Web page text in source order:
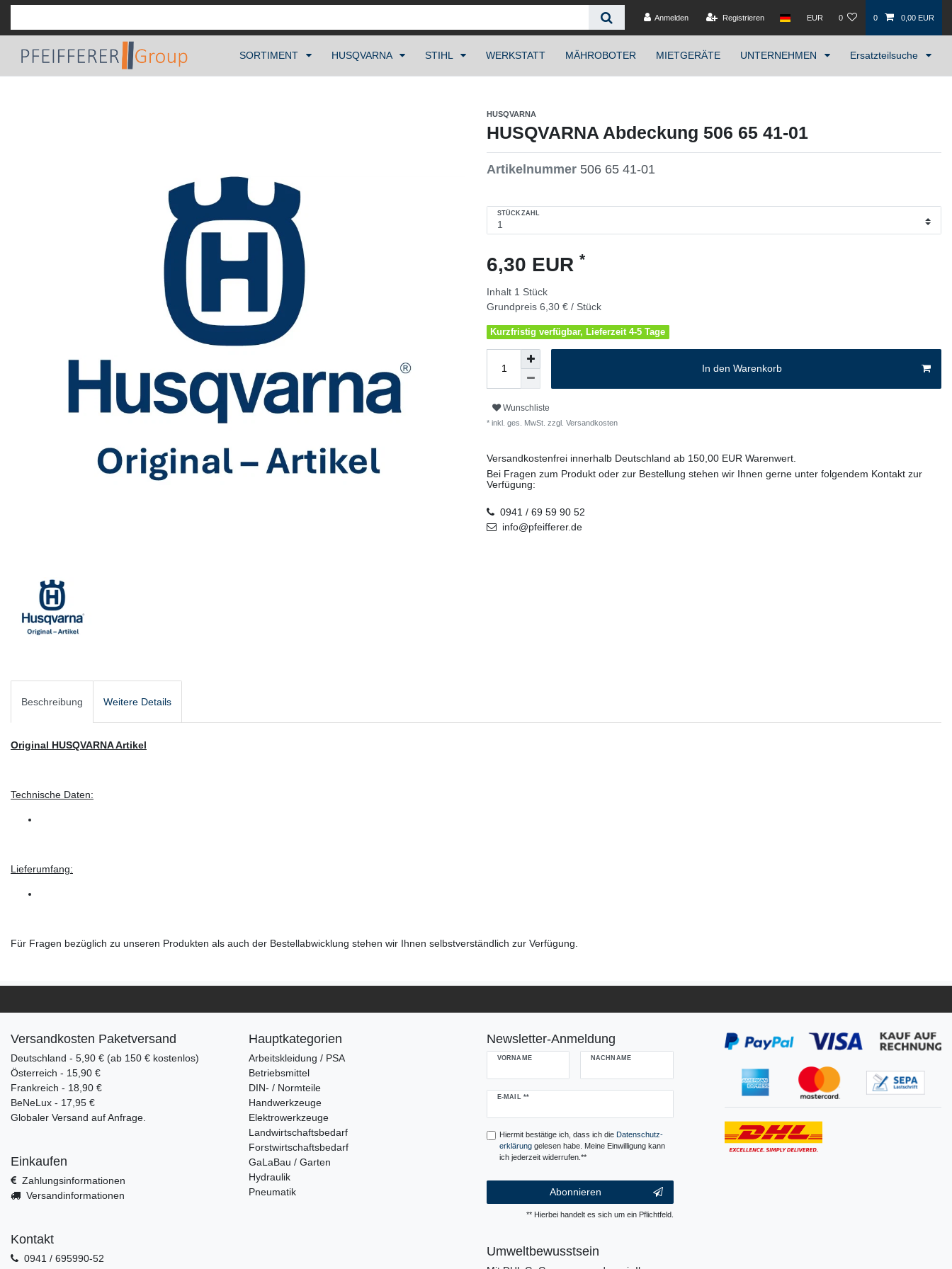
Anmelden Registrieren EUR 0 0 0,00 EUR
SORTIMENT HUSQVARNA STIHL WERKSTATT MÄHROBOTER MIETGERÄTE UNTERNEHMEN Ersatzteilsuche
HUSQVARNA
HUSQVARNA Abdeckung 506 65 41-01
Artikelnummer 506 65 41-01
STÜCKZAHL
6,30 EUR *
Inhalt 1 Stück
Grundpreis 6,30 € / Stück
Kurzfristig verfügbar, Lieferzeit 4-5 Tage
In den Warenkorb
Wunschliste
* inkl. ges. MwSt. zzgl. Versandkosten
Versandkostenfrei innerhalb Deutschland ab 150,00 EUR Warenwert.
Bei Fragen zum Produkt oder zur Bestellung stehen wir Ihnen gerne unter folgendem Kontakt zur
Verfügung:
0941 / 69 59 90 52
info@pfeifferer.de
Beschreibung Weitere Details
Original HUSQVARNA Artikel
Technische Daten:
Lieferumfang:
Für Fragen bezüglich zu unseren Produkten als auch der Bestellabwicklung stehen wir Ihnen selbstverständlich zur Verfügung.
Versandkosten Paketversand
Deutschland - 5,90 € (ab 150 € kostenlos)
Österreich - 15,90 €
Frankreich - 18,90 €
BeNeLux - 17,95 €
Globaler Versand auf Anfrage.
Einkaufen
Zahlungsinformationen
Versandinformationen
Kontakt
0941 / 695990-52
Hauptkategorien
Arbeitskleidung / PSA
Betriebsmittel
DIN- / Normteile
Handwerkzeuge
Elektrowerkzeuge
Landwirtschaftsbedarf
Forstwirtschaftsbedarf
GaLaBau / Garten
Hydraulik
Pneumatik
Newsletter-Anmeldung
VORNAME NACHNAME
E-MAIL **
Newsletter
Hiermit bestätige ich, dass ich die Daten­schutz­
erklärunggelesen habe. Meine Einwilligung kann
ich jederzeit widerrufen.**
Abonnieren
** Hierbei handelt es sich um ein Pflichtfeld.
Umweltbewusstsein